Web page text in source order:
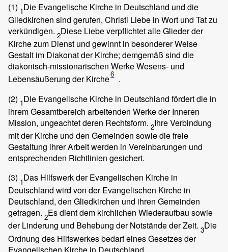
(1) 1Die Evangelische Kirche in Deutschland und die
Gliedkirchen sind gerufen, Christi Liebe in Wort und Tat zu
verkündigen. 2Diese Liebe verpflichtet alle Glieder der
Kirche zum Dienst und gewinnt in besonderer Weise
Gestalt im Diakonat der Kirche; demgemäß sind die
diakonisch-missionarischen Werke Wesens- und
Lebensäußerung der Kirche6 .
(2) 1Die Evangelische Kirche in Deutschland fördert die in
ihrem Gesamtbereich arbeitenden Werke der Inneren
Mission, ungeachtet deren Rechtsform. 2Ihre Verbindung
mit der Kirche und den Gemeinden sowie die freie
Gestaltung ihrer Arbeit werden in Vereinbarungen und
entsprechenden Richtlinien gesichert.
(3) 1Das Hilfswerk der Evangelischen Kirche in
Deutschland wird von der Evangelischen Kirche in
Deutschland, den Gliedkirchen und ihren Gemeinden
getragen. 2Es dient dem kirchlichen Wiederaufbau sowie
der Linderung und Behebung der Notstände der Zeit. 3Die
Ordnung des Hilfswerkes bedarf eines Gesetzes der
Evangelischen Kirche in Deutschland.